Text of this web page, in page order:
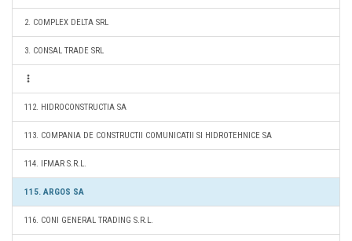
2. COMPLEX DELTA SRL
3. CONSAL TRADE SRL
112. HIDROCONSTRUCTIA SA
113. COMPANIA DE CONSTRUCTII COMUNICATII SI HIDROTEHNICE SA
114. IFMAR S.R.L.
115. ARGOS SA
116. CONI GENERAL TRADING S.R.L.